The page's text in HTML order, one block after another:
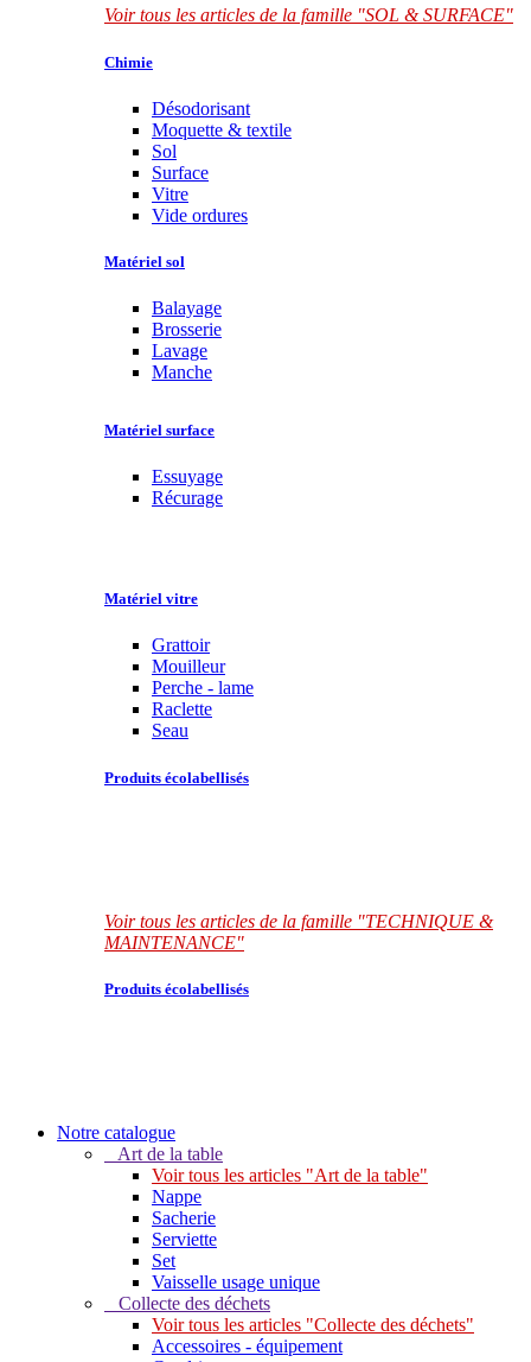
Voir tous les articles de la famille "SOL & SURFACE"
Chimie
Désodorisant
Moquette & textile
Sol
Surface
Vitre
Vide ordures
Matériel sol
Balayage
Brosserie
Lavage
Manche
Matériel surface
Essuyage
Récurage
Matériel vitre
Grattoir
Mouilleur
Perche - lame
Raclette
Seau
Produits écolabellisés
Voir tous les articles de la famille "TECHNIQUE &
MAINTENANCE"
Produits écolabellisés
Notre catalogue
Art de la table
Voir tous les articles "Art de la table"
Nappe
Sacherie
Serviette
Set
Vaisselle usage unique
Collecte des déchets
Voir tous les articles "Collecte des déchets"
Accessoires - équipement